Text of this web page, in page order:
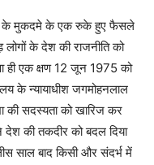
के मुकदमे के एक रुके हुए फैसले
के देश की राजनीति को
ही एक क्षण 12 जून 1975 को
के न्यायाधीश जगमोहनलाल
की सदस्यता को खारिज कर
की तकदीर को बदल दिया
साल बाद किसी और संदर्भ में